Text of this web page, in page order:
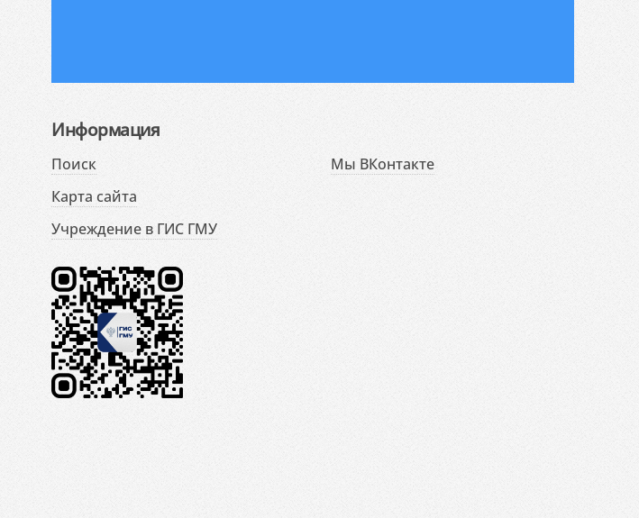
Информация
Поиск
Карта сайта
Учреждение в ГИС ГМУ
Мы ВКонтакте